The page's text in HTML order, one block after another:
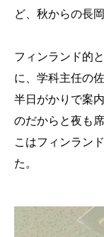
ど、秋からの長
フィンランド的
に、学科主任の
半日がかりで案
のだからと夜も
こはフィンラン
た。